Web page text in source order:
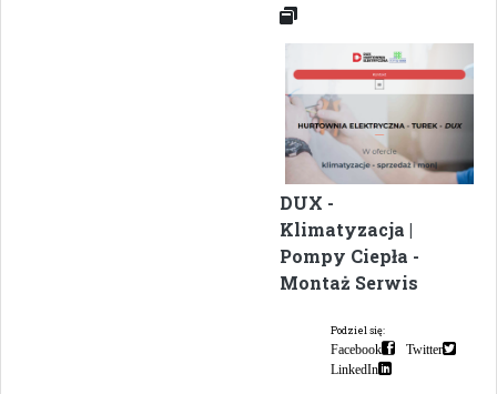
DUX -
Klimatyzacja |
Pompy Ciepła -
Montaż Serwis
Podziel się:
Facebook
Twitter
LinkedIn